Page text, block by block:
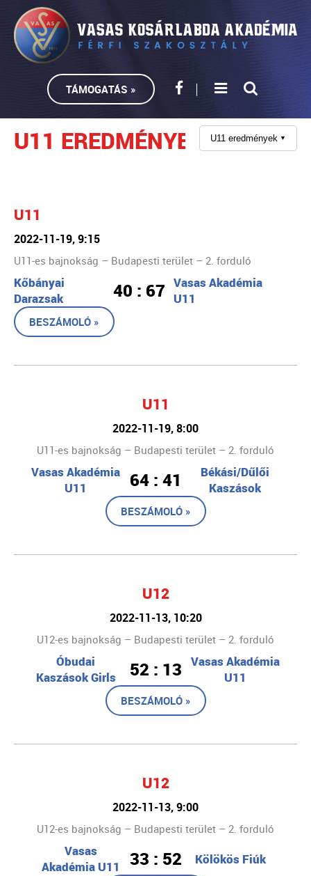
TÁMOGATÁS »
U11 EREDMÉNYEK U11 eredmények ▼
U11
2022-11-19, 9:15
U11-es bajnokság – Budapesti terület – 2. forduló
Kőbányai
Darazsak
40 : 67 Vasas Akadémia
U11
BESZÁMOLÓ »
U11
2022-11-19, 8:00
U11-es bajnokság – Budapesti terület – 2. forduló
Vasas Akadémia
U11
64 : 41
Békási/Dűlői
Kaszások
BESZÁMOLÓ »
U12
2022-11-13, 10:20
U12-es bajnokság – Budapesti terület – 2. forduló
Óbudai
Kaszások Girls
52 : 13
Vasas Akadémia
U11
BESZÁMOLÓ »
U12
2022-11-13, 9:00
U12-es bajnokság – Budapesti terület – 2. forduló
Vasas
Akadémia U11
33 : 52 Kölökös Fiúk